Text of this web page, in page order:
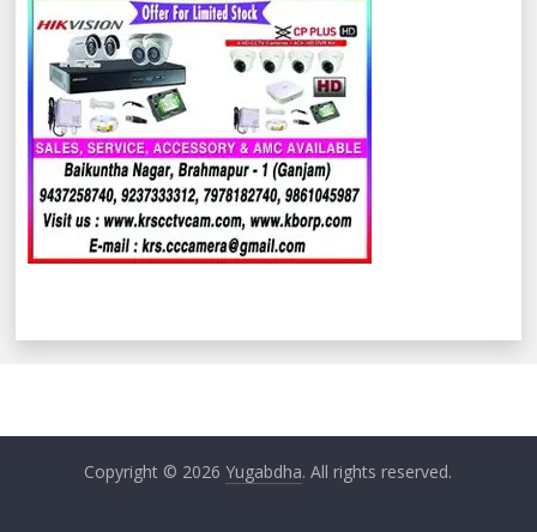
Copyright © 2026Yugabdha. All rights reserved.